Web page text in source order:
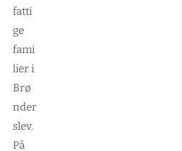
fatti
ge
fami
lier i
Brø
nder
slev.
På